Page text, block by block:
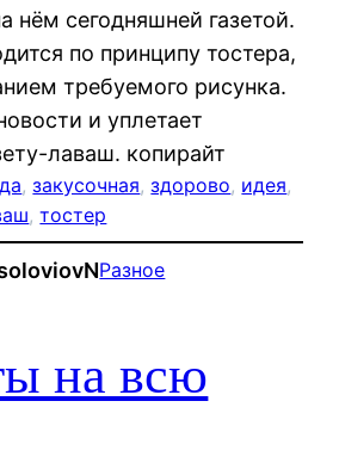
нём сегодняшней газетой.
по принципу тостера,
требуемого рисунка.
и уплетает
лаваш. копирайт
, закусочная, здорово, идея
, тостер
Разное
на всю